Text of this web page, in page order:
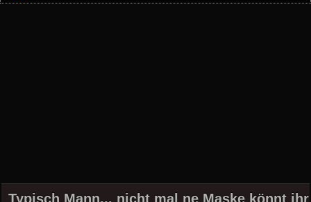
Typisch Mann... nicht mal ne Maske könnt ihr